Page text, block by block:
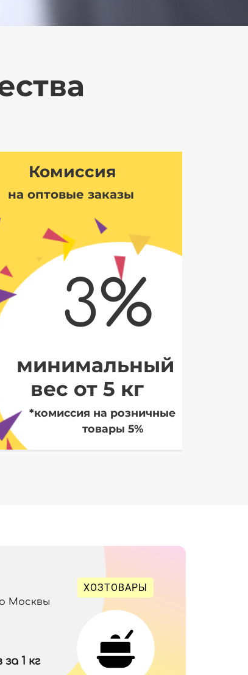
Комиссия
на оптовые заказы
3%
вес от 5 кг
на розничные
товары 5%
Москвы
1 кг
ХОЗТОВАРЫ